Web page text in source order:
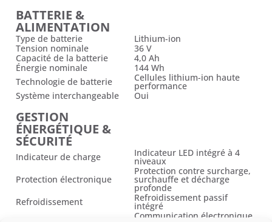
BATTERIE &
ALIMENTATION
Type de batterie
Lithium-ion
Tension nominale
36 V
Capacité de la batterie
4,0 Ah
Énergie nominale
144 Wh
Technologie de batterie
Cellules lithium-ion haute
performance
Système interchangeable
Oui
GESTION
ÉNERGÉTIQUE &
SÉCURITÉ
Indicateur de charge Indicateur LED intégré à 4
niveaux
Protection électronique
Protection contre surcharge,
surchauffe et décharge
profonde
Refroidissement
Refroidissement passif
intégré
Communication électronique